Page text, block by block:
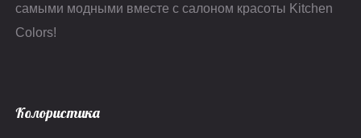
самыми модными вместе с салоном красоты Kitchen
Colors!
Колористика